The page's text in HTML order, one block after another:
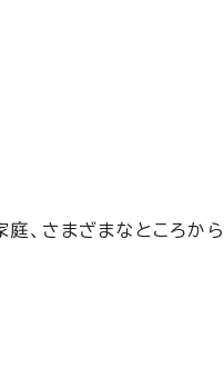
庭、さまざまなところ